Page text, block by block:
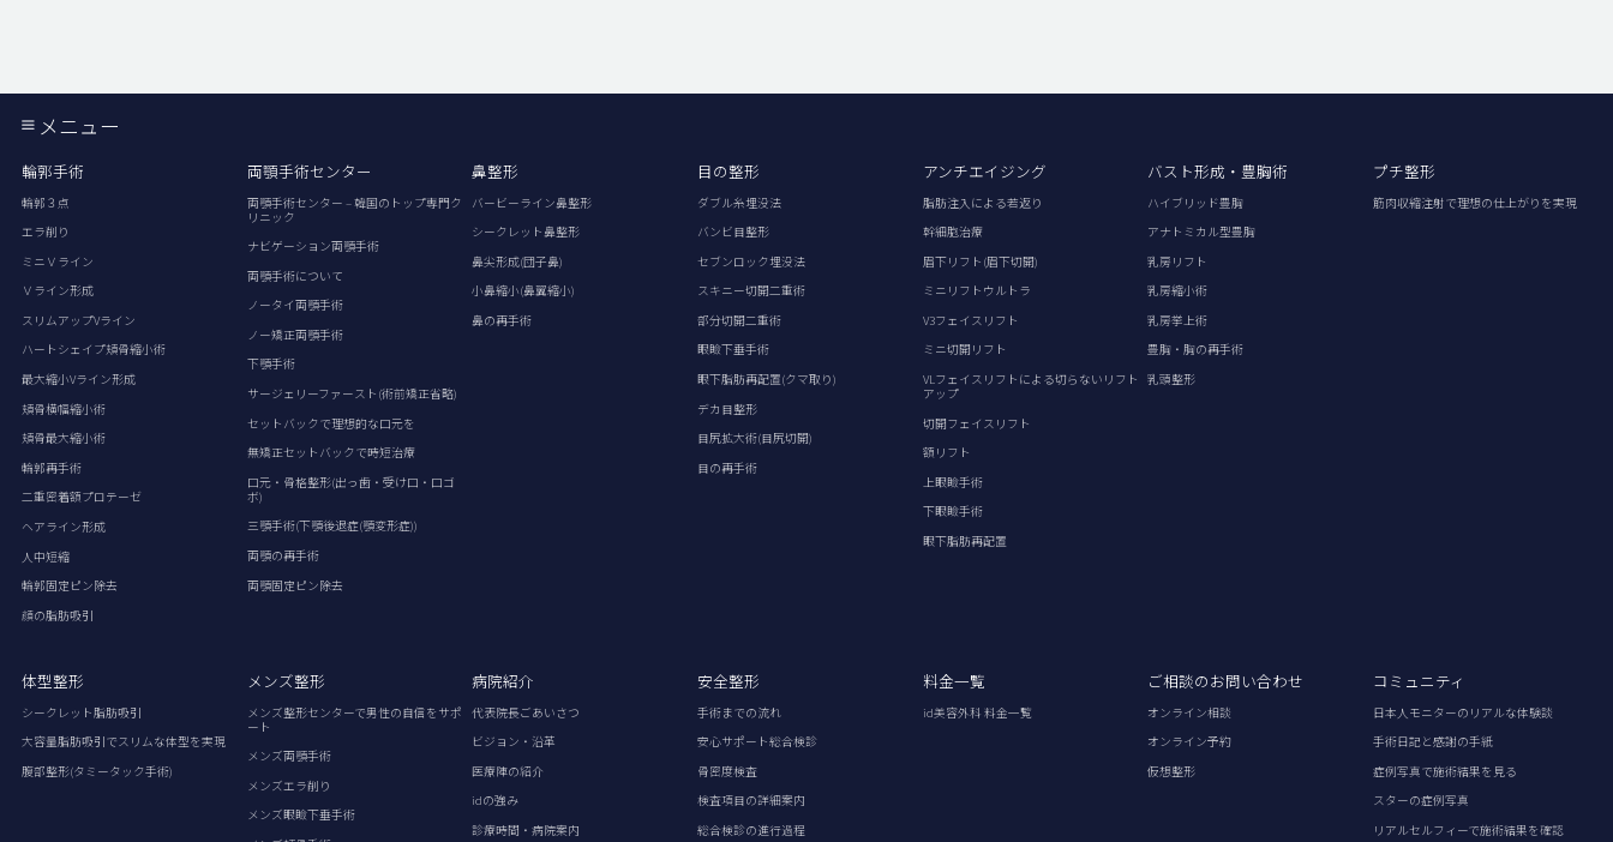
メニュー
輪郭手術
輪郭３点
エラ削り
ミニＶライン
Ｖライン形成
スリムアップVライン
ハートシェイプ頬骨縮小術
最大縮小Vライン形成
頬骨横幅縮小術
頬骨最大縮小術
輪郭再手術
二重密着額プロテーゼ
ヘアライン形成
人中短縮
輪郭固定ピン除去
顔の脂肪吸引
両顎手術センター
両顎手術センター – 韓国のトップ専門ク
リニック
ナビゲーション両顎手術
両顎手術について
ノータイ両顎手術
ノー矯正両顎手術
下顎手術
サージェリーファースト(術前矯正省略)
セットバックで理想的な口元を
無矯正セットバックで時短治療
口元・骨格整形(出っ歯・受け口・口ゴ
ボ)
三顎手術(下顎後退症(顎変形症))
両顎の再手術
両顎固定ピン除去
鼻整形
バービーライン鼻整形
シークレット鼻整形
鼻尖形成(団子鼻)
小鼻縮小(鼻翼縮小)
鼻の再手術
目の整形
ダブル糸埋没法
バンビ目整形
セブンロック埋没法
スキニー切開二重術
部分切開二重術
眼瞼下垂手術
眼下脂肪再配置(クマ取り)
デカ目整形
目尻拡大術(目尻切開)
目の再手術
アンチエイジング
脂肪注入による若返り
幹細胞治療
眉下リフト(眉下切開)
ミニリフトウルトラ
V3フェイスリフト
ミニ切開リフト
VLフェイスリフトによる切らないリフト
アップ
切開フェイスリフト
額リフト
上眼瞼手術
下眼瞼手術
眼下脂肪再配置
バスト形成・豊胸術
ハイブリッド豊胸
アナトミカル型豊胸
乳房リフト
乳房縮小術
乳房挙上術
豊胸・胸の再手術
乳頭整形
プチ整形
筋肉収縮注射で理想の仕上がりを実現
体型整形
シークレット脂肪吸引
大容量脂肪吸引でスリムな体型を実現
腹部整形(タミータック手術)
メンズ整形
メンズ整形センターで男性の自信をサポ
ート
メンズ両顎手術
メンズエラ削り
メンズ眼瞼下垂手術
病院紹介
代表院長ごあいさつ
ビジョン・沿革
医療陣の紹介
idの強み
診療時間・病院案内
安全整形
手術までの流れ
安心サポート総合検診
骨密度検査
検査項目の詳細案内
総合検診の進行過程
料金一覧
id美容外科 料金一覧
ご相談のお問い合わせ
オンライン相談
オンライン予約
仮想整形
コミュニティ
日本人モニターのリアルな体験談
手術日記と感謝の手紙
症例写真で施術結果を見る
スターの症例写真
リアルセルフィーで施術結果を確認